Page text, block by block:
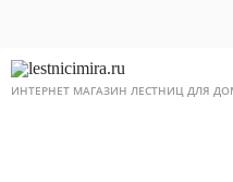
ИНТЕРНЕТ МАГАЗИН ЛЕСТНИЦ ДЛЯ